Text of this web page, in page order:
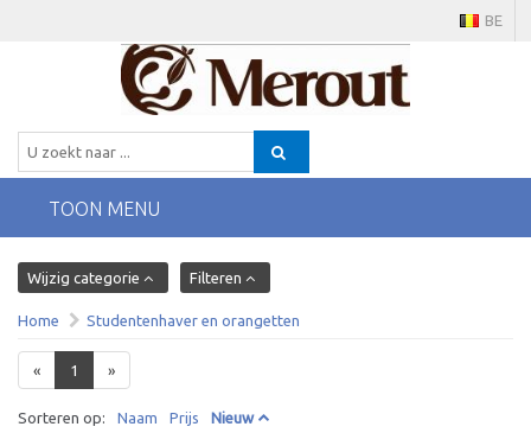
BE
TOON MENU
Wijzig categorie Filteren
Home Studentenhaver en orangetten
« 1 »
Sorteren op: Naam Prijs Nieuw